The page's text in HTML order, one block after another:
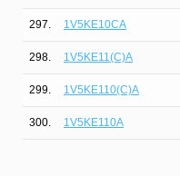
297. 1V5KE10CA
298. 1V5KE11(C)A
299. 1V5KE110(C)A
300. 1V5KE110A